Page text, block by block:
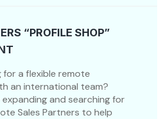
“PROFILE SHOP”
for a flexible remote
an international team?
and searching for
Sales Partners to help